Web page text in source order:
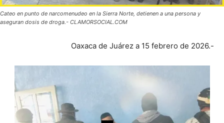
Cateo en punto de narcomenudeo en la Sierra Norte, detienen a una persona y
aseguran dosis de droga.- CLAMORSOCIAL.COM
Oaxaca de Juárez a 15 febrero de 2026.-